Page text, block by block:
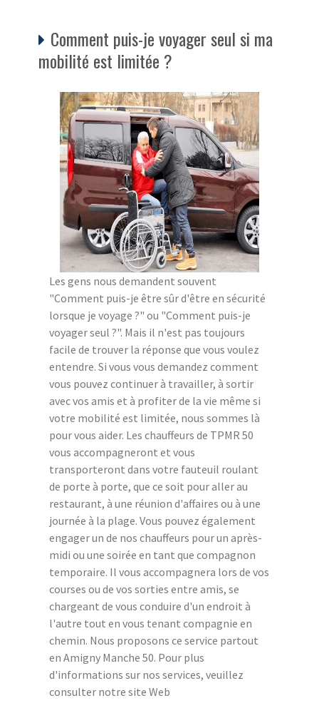
Comment puis-je voyager seul si ma
mobilité est limitée ?
Les gens nous demandent souvent
"Comment puis-je être sûr d'être en sécurité
lorsque je voyage ?" ou "Comment puis-je
voyager seul ?". Mais il n'est pas toujours
facile de trouver la réponse que vous voulez
entendre. Si vous vous demandez comment
vous pouvez continuer à travailler, à sortir
avec vos amis et à profiter de la vie même si
votre mobilité est limitée, nous sommes là
pour vous aider. Les chauffeurs de TPMR 50
vous accompagneront et vous
transporteront dans votre fauteuil roulant
de porte à porte, que ce soit pour aller au
restaurant, à une réunion d'affaires ou à une
journée à la plage. Vous pouvez également
engager un de nos chauffeurs pour un après-
midi ou une soirée en tant que compagnon
temporaire. Il vous accompagnera lors de vos
courses ou de vos sorties entre amis, se
chargeant de vous conduire d'un endroit à
l'autre tout en vous tenant compagnie en
chemin. Nous proposons ce service partout
en Amigny Manche 50. Pour plus
d'informations sur nos services, veuillez
consulter notre site Web